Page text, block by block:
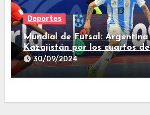
Deportes
Mundial de Futsal:
Kazajistán por los cuartos
30/09/2024